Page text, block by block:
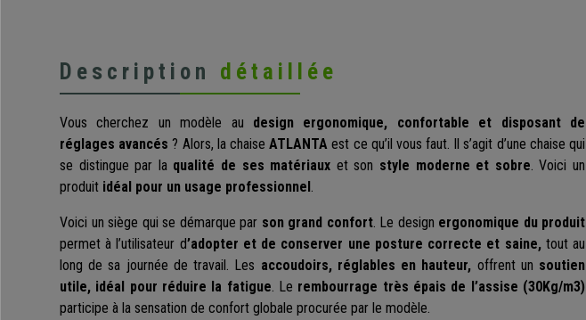
Description détaillée
Vous cherchez un modèle au design ergonomique, confortable et disposant de
réglages avancés ? Alors, la chaiseATLANTA est ce qu’il vous faut. Il s’agit d’une chaise qui
se distingue par laqualité de ses matériaux et son style moderne et sobre. Voici un
produit idéal pour un usage professionnel.
Voici un siège qui se démarque par son grand confort. Le design ergonomique du produit
permet à l’utilisateur d’adopter et de conserver une posture correcte et saine,tout au
long de sa journée de travail. Les accoudoirs, réglables en hauteur, offrent un soutien
utile, idéal pour réduire la fatigue. Le rembourrage très épais de l’assise (30Kg/m3)
participe à la sensation de confort globale procurée par le modèle.